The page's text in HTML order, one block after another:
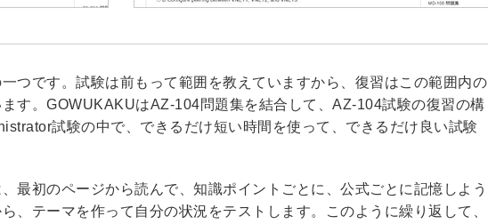
つです。試験は前もって範囲を教えていますから、復習はこの範囲内の
す。GOWUKAKUはAZ-104問題集を結合して、AZ-104試験の復習の構
試験の中で、できるだけ短い時間を使って、できるだけ良い試験
最初のページから読んで、知識ポイントごとに、公式ごとに記憶しよう
、テーマを作って自分の状況をテストします。このように繰り返して、